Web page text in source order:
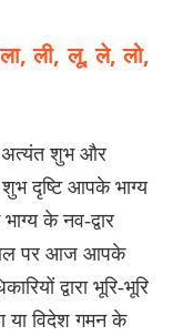
ली, लू, ले, लो,
अत्यंत शुभ और
शुभ दृष्टि आपके भाग्य
के नव-द्वार
पर आज आपके
द्वारा भूरि-भूरि
या विदेश गमन के